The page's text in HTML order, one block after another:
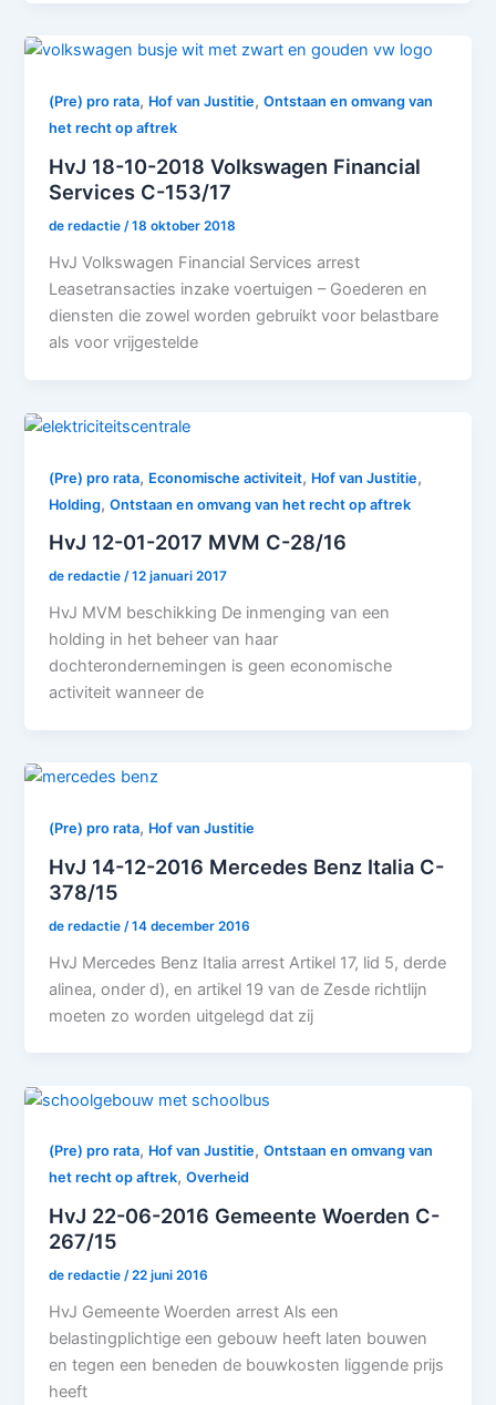
(Pre) pro rata, Hof van Justitie,Ontstaan en omvang van
het recht op aftrek
HvJ 18-10-2018 Volkswagen Financial
Services C-153/17
de redactie/18 oktober 2018
HvJ Volkswagen Financial Services arrest
Leasetransacties inzake voertuigen – Goederen en
diensten die zowel worden gebruikt voor belastbare
als voor vrijgestelde
(Pre) pro rata, Economische activiteit, Hof van Justitie,
Holding,Ontstaan en omvang van het recht op aftrek
HvJ 12-01-2017 MVM C-28/16
de redactie/12 januari 2017
HvJ MVM beschikking De inmenging van een
holding in het beheer van haar
dochterondernemingen is geen economische
activiteit wanneer de
(Pre) pro rata, Hof van Justitie
HvJ 14-12-2016 Mercedes Benz Italia C-
378/15
de redactie /14 december 2016
HvJ Mercedes Benz Italia arrest Artikel 17, lid 5, derde
alinea, onder d), en artikel 19 van de Zesde richtlijn
moeten zo worden uitgelegd dat zij
(Pre) pro rata, Hof van Justitie,Ontstaan en omvang van
het recht op aftrek,Overheid
HvJ 22-06-2016 Gemeente Woerden C-
267/15
de redactie/22 juni 2016
HvJ Gemeente Woerden arrest Als een
belastingplichtige een gebouw heeft laten bouwen
en tegen een beneden de bouwkosten liggende prijs
heeft